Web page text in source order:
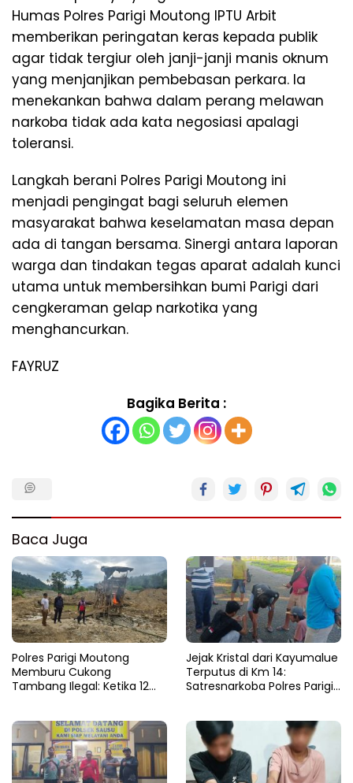
Humas Polres Parigi Moutong IPTU Arbit
memberikan peringatan keras kepada publik
agar tidak tergiur oleh janji-janji manis oknum
yang menjanjikan pembebasan perkara. Ia
menekankan bahwa dalam perang melawan
narkoba tidak ada kata negosiasi apalagi
toleransi.
​Langkah berani Polres Parigi Moutong ini
menjadi pengingat bagi seluruh elemen
masyarakat bahwa keselamatan masa depan
ada di tangan bersama. Sinergi antara laporan
warga dan tindakan tegas aparat adalah kunci
utama untuk membersihkan bumi Parigi dari
cengkeraman gelap narkotika yang
menghancurkan.
FAYRUZ
Bagika Berita :
Baca Juga
Polres Parigi Moutong
Memburu Cukong
Tambang Ilegal: Ketika 12
Jejak Kristal dari Kayumalue
Terputus di Km 14:
Satresnarkoba Polres Parigi